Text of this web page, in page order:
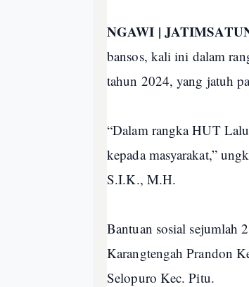
NGAWI |
bansos, kali ini dalam
tahun 2024, yang jatuh
“Dalam rangka HUT
kepada masyarakat,”
S.I.K., M.H.
Bantuan sosial sejumlah
Karangtengah Prandon
Selopuro Kec. Pitu.